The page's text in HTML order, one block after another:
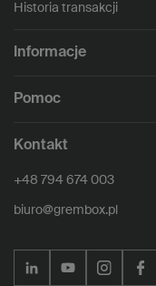
Historia transakcji
Informacje
Pomoc
Kontakt
+48 794 674 003
biuro@grembox.pl